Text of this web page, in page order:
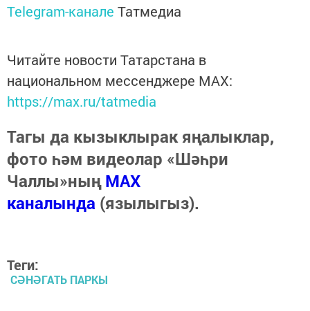
Telegram-канале Татмедиа
Читайте новости Татарстана в
национальном мессенджере MАХ:
https://max.ru/tatmedia
Тагы да кызыклырак яңалыклар,
фото һәм видеолар «Шәһри
Чаллы»ныңMAX
каналында (язылыгыз).
Теги:
СӘНӘГАТЬ ПАРКЫ